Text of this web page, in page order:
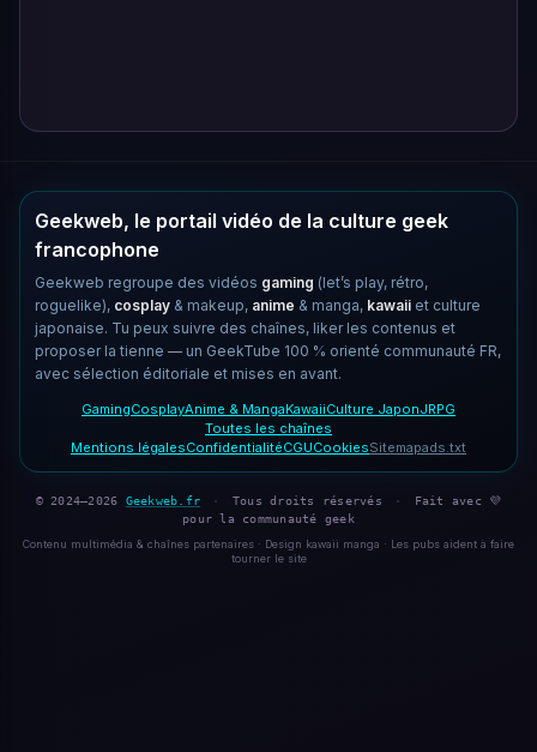
Geekweb, le portail vidéo de la culture geek
francophone
Geekweb regroupe des vidéos gaming (let’s play, rétro,
roguelike), cosplay & makeup, anime & manga, kawaii et culture
japonaise. Tu peux suivre des chaînes, liker les contenus et
proposer la tienne — un GeekTube 100 % orienté communauté FR,
avec sélection éditoriale et mises en avant.
GamingCosplayAnime & MangaKawaiiCulture JaponJRPG
Toutes les chaînes
Mentions légalesConfidentialitéCGUCookiesSitemapads.txt
© 2024–2026 Geekweb.fr · Tous droits réservés ·
Fait avec 💜
pour la communauté geek
Contenu multimédia & chaînes partenaires · Design kawaii manga · Les pubs aident à faire
tourner le site